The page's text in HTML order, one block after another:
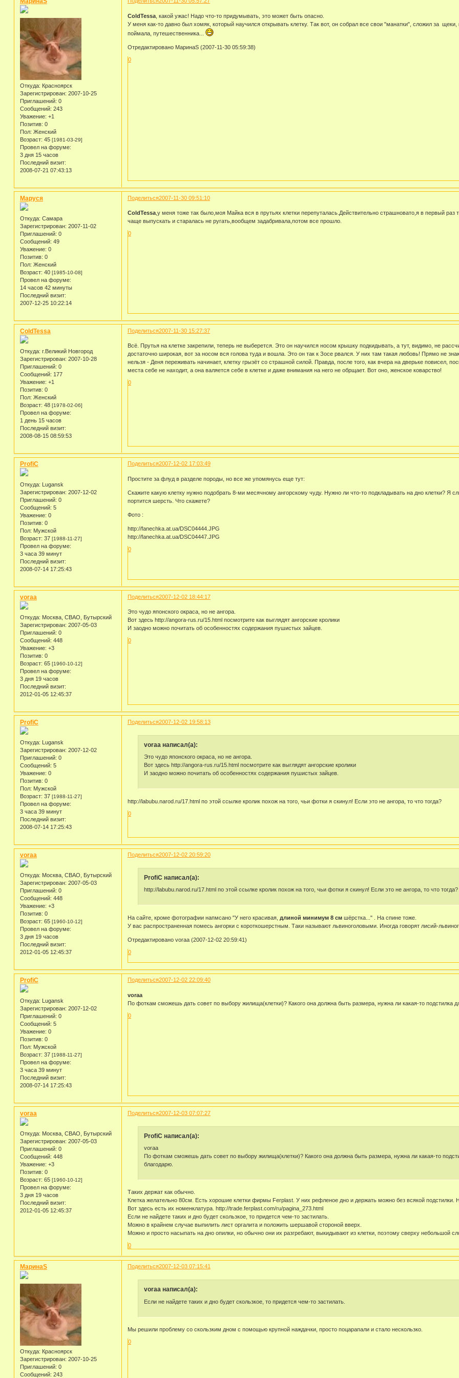
Откуда: Красноярск
Зарегистрирован: 2007-10-25
Приглашений: 0
Сообщений: 243
Уважение: +1
Позитив: 0
Пол: Женский
Возраст: 45 [1981-03-29]
Провел на форуме:
3 дня 15 часов
Последний визит:
2008-07-21 07:43:13
ColdTessa, какой ужас! Надо что-то придумывать, это может быть опасно.
У меня как-то давно был хомяк, который научился открывать клетку. Так вот, он собрал все свои "манатки", сложил за
поймала, путешественника...
Отредактировано МаринаS (2007-11-30 05:59:38)
0
Поделиться2007-11-30 09:51:10
Маруся
Откуда: Самара
Зарегистрирован: 2007-11-02
Приглашений: 0
Сообщений: 49
Уважение: 0
Позитив: 0
Пол: Женский
Возраст: 40 [1985-10-08]
Провел на форуме:
14 часов 42 минуты
Последний визит:
2007-12-25 10:22:14
ColdTessa,у меня тоже так было,моя Майка вся в прутьях клетки перепуталась.Действительно страшновато,я в первый
чаще выпускать и старалась не ругать,вообщем задабривала,потом все прошло.
0
Поделиться2007-11-30 15:27:37
ColdTessa
Откуда: г.Великий Новгород
Зарегистрирован: 2007-10-28
Приглашений: 0
Сообщений: 177
Уважение: +1
Позитив: 0
Пол: Женский
Возраст: 48 [1978-02-06]
Провел на форуме:
1 день 15 часов
Последний визит:
2008-08-15 08:59:53
Всё. Прутья на клетке закрепили, теперь не выберется. Это он научился носом крышку подкидывать, а тут, видимо, не
достаточно широкая, вот за носом вся голова туда и вошла. Это он так к Зосе рвался. У них там такая любовь! Прямо не
нельзя - Деня переживать начинает, клетку грызёт со страшной силой. Правда, после того, как вчера на дверьке повисел,
места себе не находит, а она валяется себе в клетке и даже внимания на него не обрщает. Вот оно, женское коварство!
0
Поделиться2007-12-02 17:03:49
ProfiC
Откуда: Lugansk
Зарегистрирован: 2007-12-02
Приглашений: 0
Сообщений: 5
Уважение: 0
Позитив: 0
Пол: Мужской
Возраст: 37 [1988-11-27]
Провел на форуме:
3 часа 39 минут
Последний визит:
2008-07-14 17:25:43
Простите за флуд в разделе породы, но все же упомянусь еще тут:
Скажите какую клетку нужно подобрать 8-ми месячному ангорскому чуду. Нужно ли что-то подкладывать на дно клетки? Я
портится шерсть. Что скажете?
Фото :
http://fanechka.at.ua/DSC04444.JPG
http://fanechka.at.ua/DSC04447.JPG
0
Поделиться2007-12-02 18:44:17
voraa
Откуда: Москва, СВАО, Бутырский
Зарегистрирован: 2007-05-03
Приглашений: 0
Сообщений: 448
Уважение: +3
Позитив: 0
Возраст: 65 [1960-10-12]
Провел на форуме:
3 дня 19 часов
Последний визит:
2012-01-05 12:45:37
Это чудо японского окраса, но не ангора.
Вот здесь http://angora-rus.ru/15.html посмотрите как выглядят ангорские кролики
И заодно можно почитать об особенностях содержания пушистых зайцев.
0
Поделиться2007-12-02 19:58:13
ProfiC
Откуда: Lugansk
Зарегистрирован: 2007-12-02
Приглашений: 0
Сообщений: 5
Уважение: 0
Позитив: 0
Пол: Мужской
Возраст: 37 [1988-11-27]
Провел на форуме:
3 часа 39 минут
Последний визит:
2008-07-14 17:25:43
voraa написал(а):
Это чудо японского окраса, но не ангора.
Вот здесь http://angora-rus.ru/15.html посмотрите как выглядят ангорские кролики
И заодно можно почитать об особенностях содержания пушистых зайцев.
http://labubu.narod.ru/17.html по этой ссылке кролик похож на того, чьи фотки я скинул! Если это не ангора, то что тогда?
0
Поделиться2007-12-02 20:59:20
voraa
Откуда: Москва, СВАО, Бутырский
Зарегистрирован: 2007-05-03
Приглашений: 0
Сообщений: 448
Уважение: +3
Позитив: 0
Возраст: 65 [1960-10-12]
Провел на форуме:
3 дня 19 часов
Последний визит:
2012-01-05 12:45:37
ProfiC написал(а):
http://labubu.narod.ru/17.html по этой ссылке кролик похож на того, чьи фотки я скинул! Если это не ангора, то что тогда?
На сайте, кроме фотографии напмсано "У него красивая, длиной минимум 8 смшёрстка..." . На спине тоже.
У вас распространенная помесь ангорки с короткошерстным. Таки называют львиноголовыми. Иногда говорят лисий-
Отредактировано voraa (2007-12-02 20:59:41)
0
Поделиться2007-12-02 22:09:40
ProfiC
Откуда: Lugansk
Зарегистрирован: 2007-12-02
Приглашений: 0
Сообщений: 5
Уважение: 0
Позитив: 0
Пол: Мужской
Возраст: 37 [1988-11-27]
Провел на форуме:
3 часа 39 минут
Последний визит:
2008-07-14 17:25:43
voraa
По фоткам сможешь дать совет по выбору жилища(клетки)? Какого она должна быть размера, нужна ли какая-то подстилка
0
Поделиться2007-12-03 07:07:27
voraa
Откуда: Москва, СВАО, Бутырский
Зарегистрирован: 2007-05-03
Приглашений: 0
Сообщений: 448
Уважение: +3
Позитив: 0
Возраст: 65 [1960-10-12]
Провел на форуме:
3 дня 19 часов
Последний визит:
2012-01-05 12:45:37
ProfiC написал(а):
voraa
По фоткам сможешь дать совет по выбору жилища(клетки)? Какого она должна быть размера, нужна ли какая-то
благодарю.
Таких держат как обычно.
Клетка желательно 80см. Есть хорошие клетки фирмы Ferplast. У них рефленое дно и держать можно без всякой подстилки.
Вот здесь есть их номенклатура. http://trade.ferplast.com/ru/pagina_273.html
Если не найдете таких и дно будет скользкое, то придется чем-то застилать.
Можно в крайнем случае выпилить лист оргалита и положить шершавой стороной вверх.
Можно и просто насыпать на дно опилки, но обычно они их разгребают, выкидывают из клетки, поэтому сверху небольшой
0
Поделиться2007-12-03 07:15:41
МаринаS
Откуда: Красноярск
Зарегистрирован: 2007-10-25
Приглашений: 0
Сообщений: 243
voraa написал(а):
Если не найдете таких и дно будет скользкое, то придется чем-то застилать.
Мы решили проблему со скользким дном с помощью крупной наждачки, просто поцарапали и стало нескользко.
0